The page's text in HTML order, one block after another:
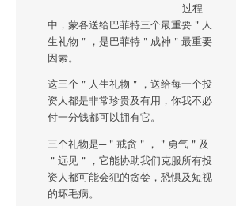
过程
中，蒙各送给巴菲特三个最重要＂人
生礼物＂，是巴菲特＂成神＂最重要
因素。
这三个＂人生礼物＂，送给每一个投
资人都是非常珍贵及有用，你我不必
付一分钱都可以拥有它。
三个礼物是─＂戒贪＂，＂勇气＂及
＂远见＂，它能协助我们克服所有投
资人都可能会犯的贪婪，恐惧及短视
的坏毛病。